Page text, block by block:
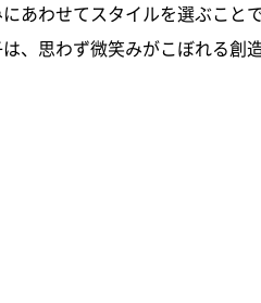
あわせてスタイルを選ぶこと
思わず微笑みがこぼれる創